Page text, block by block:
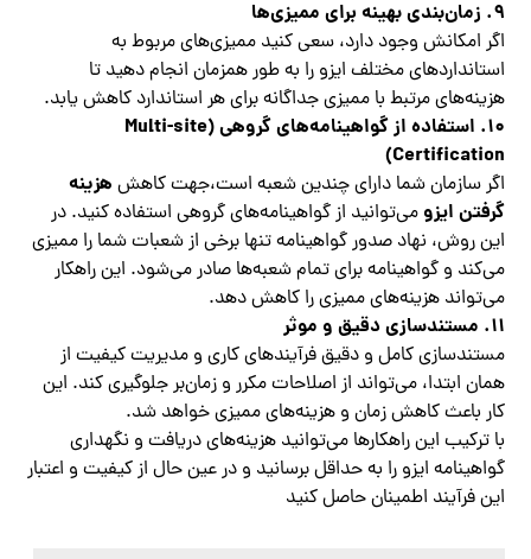
9. زمان‌بندی بهینه برای ممیزی‌ها
اگر امکانش وجود دارد، سعی کنید ممیزی‌های مربوط به
استانداردهای مختلف ایزو را به طور همزمان انجام دهید تا
هزینه‌های مرتبط با ممیزی جداگانه برای هر استاندارد کاهش یابد.
10.
استفاده از گواهینامه‌های گروهی (Multi-site
Certification)
اگر سازمان شما دارای چندین شعبه است،جهت کاهش هزینه
گرفتن ایزو می‌توانید از گواهینامه‌های گروهی استفاده کنید. در
این روش، نهاد صدور گواهینامه تنها برخی از شعبات شما را ممیزی
می‌کند و گواهینامه برای تمام شعبه‌ها صادر می‌شود. این راهکار
می‌تواند هزینه‌های ممیزی را کاهش دهد.
11. مستندسازی دقیق و موثر
مستندسازی کامل و دقیق فرآیندهای کاری و مدیریت کیفیت از
همان ابتدا، می‌تواند از اصلاحات مکرر و زمان‌بر جلوگیری کند. این
کار باعث کاهش زمان و هزینه‌های ممیزی خواهد شد.
با ترکیب این راهکارها می‌توانید هزینه‌های دریافت و نگهداری
گواهینامه ایزو را به حداقل برسانید و در عین حال از کیفیت و اعتبار
این فرآیند اطمینان حاصل کنید